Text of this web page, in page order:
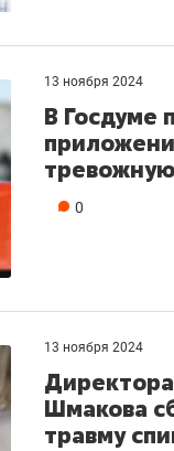
13 ноября 2024
В Госдуме
0
13 ноября 2024
Шмакова
травму